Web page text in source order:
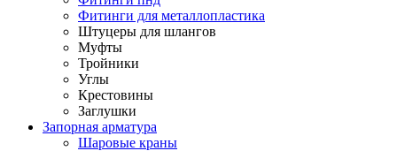
Фитинги для металлопластика
Штуцеры для шлангов
Муфты
Тройники
Углы
Крестовины
Заглушки
Запорная арматура
Шаровые краны